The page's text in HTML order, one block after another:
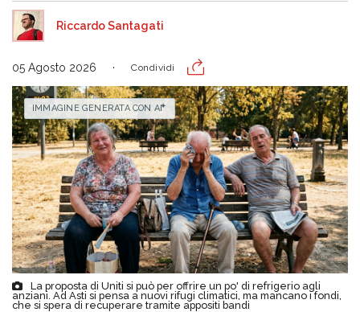
Riccardo Santagati
05 Agosto 2026 Condividi
La proposta di Uniti si può per offrire un po' di refrigerio agli
anziani. Ad Asti si pensa a nuovi rifugi climatici, ma mancano i fondi,
che si spera di recuperare tramite appositi bandi
IMMAGINE GENERATA CON AI